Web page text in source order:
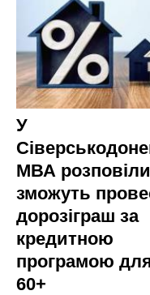
У
МВА
зможуть
дорозіграш за
кредитною
програмою
60+